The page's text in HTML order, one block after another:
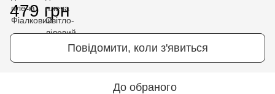
479 грн
Повідомити, коли з'явиться
До обраного